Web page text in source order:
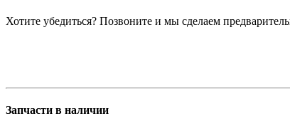
Хотите убедиться? Позвоните и мы сделаем
Запчасти в наличии